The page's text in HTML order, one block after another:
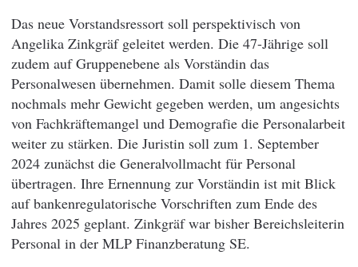
Das neue Vorstandsressort soll perspektivisch von
Angelika Zinkgräf geleitet werden. Die 47-Jährige soll
zudem auf Gruppenebene als Vorständin das
Personalwesen übernehmen. Damit solle diesem Thema
nochmals mehr Gewicht gegeben werden, um angesichts
von Fachkräftemangel und Demografie die Personalarbeit
weiter zu stärken. Die Juristin soll zum 1. September
2024 zunächst die Generalvollmacht für Personal
übertragen. Ihre Ernennung zur Vorständin ist mit Blick
auf bankenregulatorische Vorschriften zum Ende des
Jahres 2025 geplant. Zinkgräf war bisher Bereichsleiterin
Personal in der MLP Finanzberatung SE.